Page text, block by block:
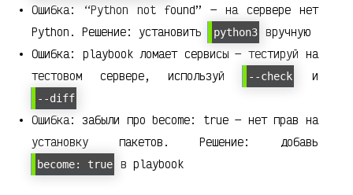
Ошибка: “Python not found” — на сервере нет
Python. Решение: установить
python3
вручную
Ошибка: playbook ломает сервисы — тестируй на
тестовом сервере, используй
--check и
--diff
Ошибка: забыли про become: true — нет прав на
установку пакетов. Решение: добавь
become: true в playbook